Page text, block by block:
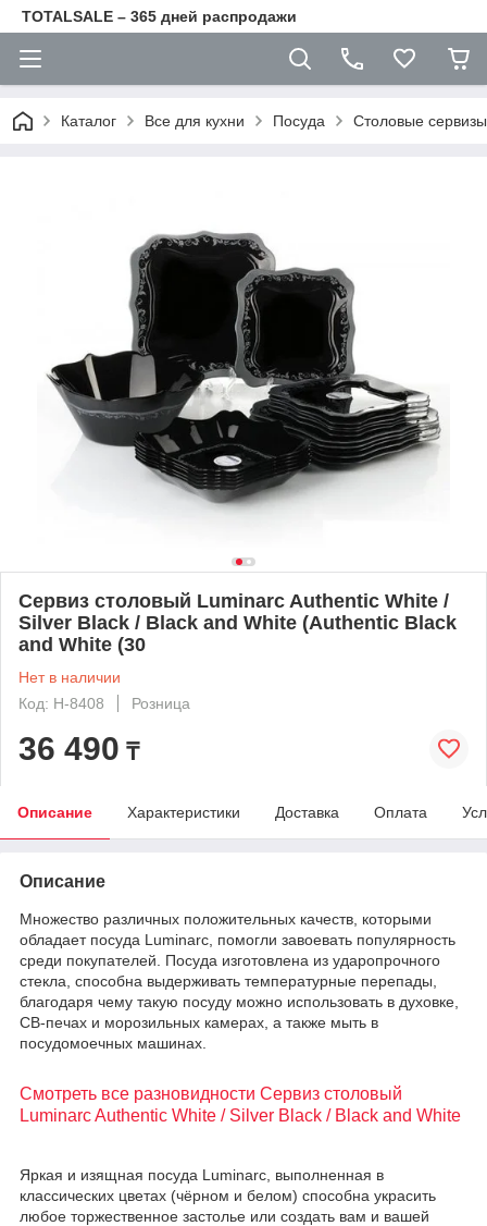
TOTALSALE – 365 дней распродажи
Каталог Все для кухни Посуда Столовые сервизы
Cервиз столовый Luminarc Authentic White /
Silver Black / Black and White (Authentic Black
and White (30
Нет в наличии
Код: H-8408
Розница
36 490 ₸
Описание Характеристики Доставка Оплата
Описание
Множество различных положительных качеств, которыми
обладает посуда Luminarc, помогли завоевать популярность
среди покупателей. Посуда изготовлена из ударопрочного
стекла, способна выдерживать температурные перепады,
благодаря чему такую посуду можно использовать в духовке,
СВ-печах и морозильных камерах, а также мыть в
посудомоечных машинах.
Смотреть все разновидности Cервиз столовый
Luminarc Authentic White / Silver Black / Black and White
Яркая и изящная посуда Luminarc, выполненная в
классических цветах (чёрном и белом) способна украсить
любое торжественное застолье или создать вам и вашей